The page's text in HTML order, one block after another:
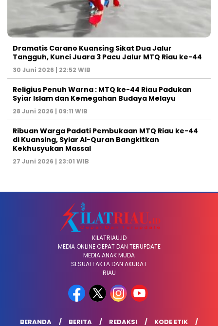
Dramatis Carano Kuansing Sikat Dua Jalur
Tangguh, Kunci Juara 3 Pacu Jalur MTQ Riau ke-44
30 Juni 2026 | 22:52 WIB
Religius Penuh Warna : MTQ ke-44 Riau Padukan
Syiar Islam dan Kemegahan Budaya Melayu
28 Juni 2026 | 09:11 WIB
Ribuan Warga Padati Pembukaan MTQ Riau ke-44
di Kuansing, Syiar Al-Quran Bangkitkan
Kekhusyukan Massal
27 Juni 2026 | 23:01 WIB
KILATRIAU.ID
MEDIA ONLINE CEPAT DAN TERUPDATE
MEDIA ANAK MUDA
SESUAI FAKTA DAN AKURAT
RIAU
BERANDA BERITA REDAKSI KODE ETIK